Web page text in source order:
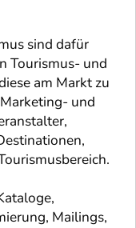
sind dafür
Tourismus- und
am Markt zu
und
Mailings,